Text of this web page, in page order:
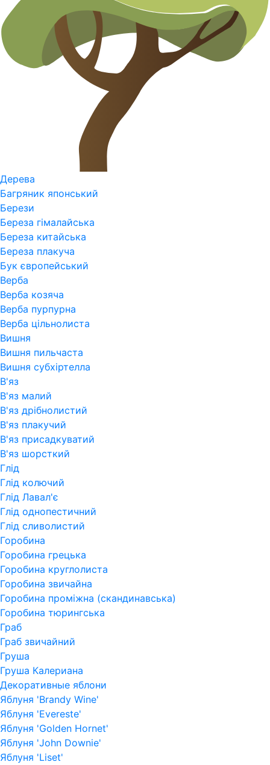
Дерева
Багряник японський
Берези
Береза гімалайська
Береза китайська
Береза плакуча
Бук європейський
Верба
Верба козяча
Верба пурпурна
Верба цільнолиста
Вишня
Вишня пильчаста
Вишня субхіртелла
В'яз
В'яз малий
В'яз дрібнолистий
В'яз плакучий
В'яз присадкуватий
В'яз шорсткий
Глід
Глід колючий
Глід Лавал'є
Глід однопестичний
Глід сливолистий
Горобина
Горобина грецька
Горобина круглолиста
Горобина звичайна
Горобина проміжна (скандинавська)
Горобина тюрингська
Граб
Граб звичайний
Груша
Груша Калериана
Декоративные яблони
Яблуня 'Brandy Wine'
Яблуня 'Evereste'
Яблуня 'Golden Hornet'
Яблуня 'John Downie'
Яблуня 'Liset'